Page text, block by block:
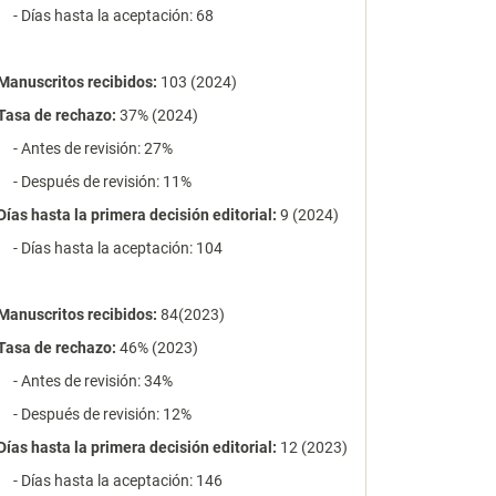
- Días hasta la aceptación: 68
recibidos: 103 (2024)
de rechazo: 37% (2024)
- Antes de revisión: 27%
- Después de revisión: 11%
hasta la primera decisión editorial: 9 (2024)
- Días hasta la aceptación: 104
recibidos: 84(2023)
de rechazo: 46% (2023)
- Antes de revisión: 34%
- Después de revisión: 12%
hasta la primera decisión editorial: 12 (2023)
- Días hasta la aceptación: 146